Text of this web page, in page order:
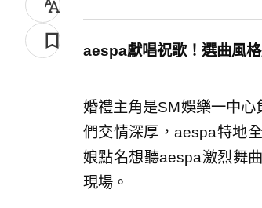
aespa獻唱祝歌！選曲風格
婚禮主角是SM娛樂一中
們交情深厚，aespa特地
娘點名想聽aespa激烈舞
現場。